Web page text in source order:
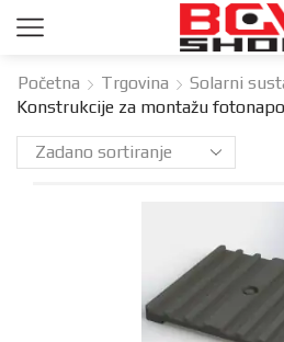
Početna Trgovina
Solarni
Konstrukcije za montažu